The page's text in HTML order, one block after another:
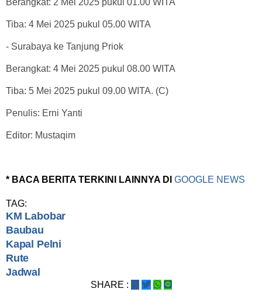
Tiba: 4 Mei 2025 pukul 05.00 WITA
- Surabaya ke Tanjung Priok
Berangkat: 4 Mei 2025 pukul 08.00 WITA
Tiba: 5 Mei 2025 pukul 09.00 WITA. (C)
Penulis: Erni Yanti
Editor: Mustaqim
* BACA BERITA TERKINI LAINNYA DI GOOGLE NEWS
TAG:
KM Labobar
Baubau
Kapal Pelni
Rute
Jadwal
SHARE :